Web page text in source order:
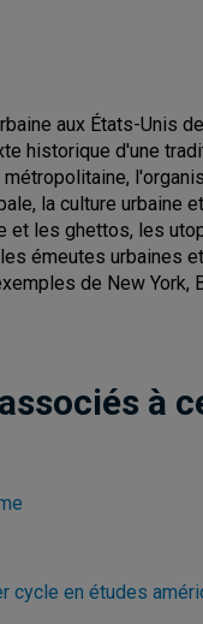
aux États-Unis
historique d'une
la culture
et les ghettos, les
émeutes urbaines
de New York,
à
cycle en études